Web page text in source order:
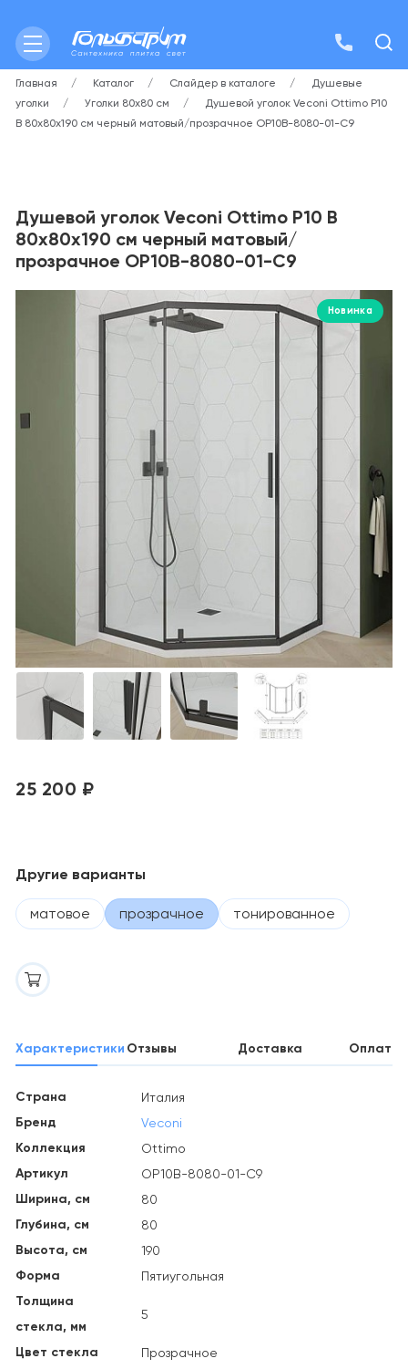
Главная Каталог Слайдер в каталоге
Душевые
уголки
Уголки 80х80 см
Душевой уголок Veconi Ottimo P10
B 80х80х190 см черный матовый/прозрачное OP10B-8080-01-C9
Душевой уголок Veconi Ottimo P10 B
80х80х190 см черный матовый/
прозрачное OP10B-8080-01-C9
Новинка
25 200 ₽
Другие варианты
матовое прозрачное тонированное
Характеристики Отзывы Доставка Оплата
Страна Италия
Бренд Veconi
Коллекция Ottimo
Артикул OP10B-8080-01-C9
Ширина, см 80
Глубина, см 80
Высота, см 190
Форма Пятиугольная
Толщина
стекла, мм
5
Цвет стекла Прозрачное